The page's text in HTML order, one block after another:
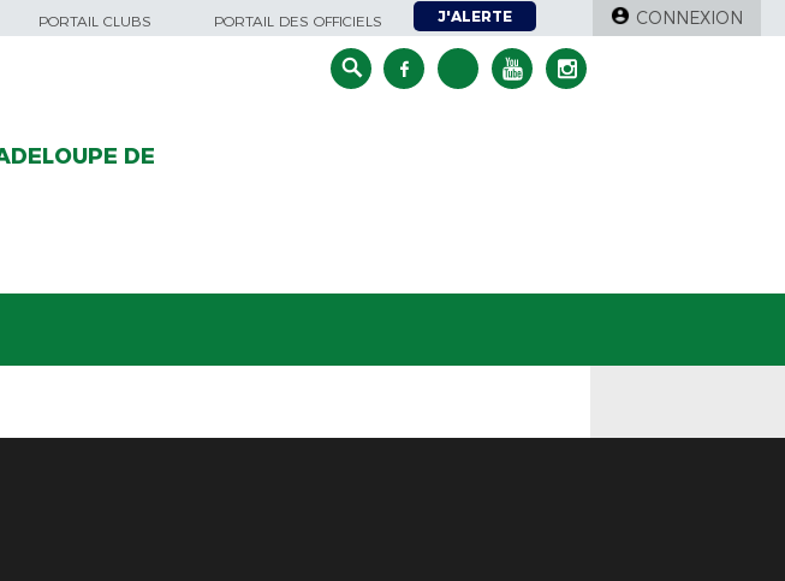
PORTAIL CLUBS PORTAIL DES OFFICIELS J'ALERTE CONNEXION
DE